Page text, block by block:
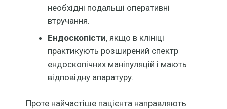
необхідні подальші оперативні
втручання.
Ендоскопісти, якщо в клініці
практикують розширений спектр
ендоскопічних маніпуляцій і мають
відповідну апаратуру.
Проте найчастіше пацієнта направляють